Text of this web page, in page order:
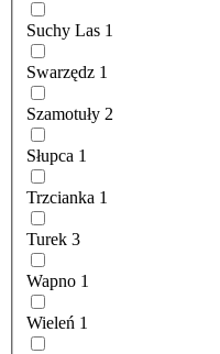
Suchy Las 1
Swarzędz 1
Szamotuły 2
Słupca 1
Trzcianka 1
Turek 3
Wapno 1
Wieleń 1